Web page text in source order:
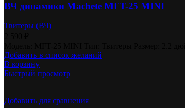
ВЧ динамики Machete MFT-25 MINI
Твитеры (ВЧ)
Добавить в список желаний
В корзину
Быстрый просмотр
Добавить для сравнения